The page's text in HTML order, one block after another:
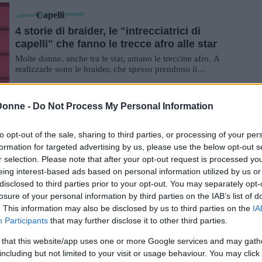
- Do Not Process My Personal Information
opt-out of the sale, sharing to third parties, or processing of your
for targeted advertising by us, please use the below opt-out
selection. Please note that after your opt-out request is processed
interest-based ads based on personal information utilized by us
to third parties prior to your opt-out. You may separately
of your personal information by third parties on the IAB’s list of
This information may also be disclosed by us to third parties on the
Participants that may further disclose it to other third parties.
this website/app uses one or more Google services and may
but not limited to your visit or usage behaviour. You may
Capelli
4 storie di braider, le "intrecciatrici di
capelli" che fanno le trecce afro alle star
Molte donne, anche tra le star, amano le treccine afro. A
realizzarle sono le braider, che spesso prendono il
Capelli
se sei ossessionata dalle baby bangs
L'iconica frangetta alla Audrey Hepburn torna di gran
moda: ecco perché dovresti farla anche tu
Rainbow Ombré o Grunge: l'arcobaleno
splende sui capelli scuri o grigi
colorazioni: i Rainbow Hair per capelli castani o grigi
dominano la stagione, sfatando finalmente il...